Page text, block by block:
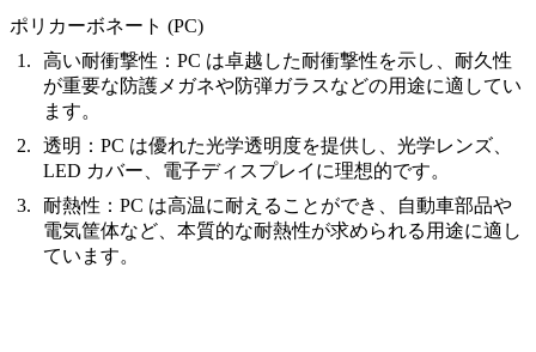
ポリカーボネート (PC)
高い耐衝撃性 ：PC は卓越した耐衝撃性を示し、耐久性
が重要な防護メガネや防弾ガラスなどの用途に適してい
ます。
透明 ：PC は優れた光学透明度を提供し、光学レンズ、
LED カバー、電子ディスプレイに理想的です。
耐熱性 ：PC は高温に耐えることができ、自動車部品や
電気筐体など、本質的な耐熱性が求められる用途に適し
ています。